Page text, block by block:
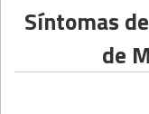
Síntomas
de